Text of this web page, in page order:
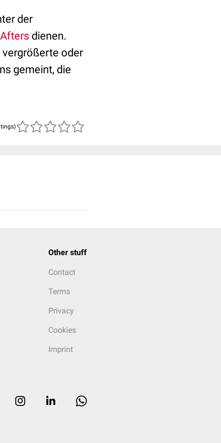
der
Afters dienen.
oder
gemeint, die
Other stuff
Contact
Terms
Privacy
Cookies
Imprint